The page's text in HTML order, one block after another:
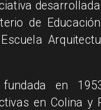
de
en
en Colina y